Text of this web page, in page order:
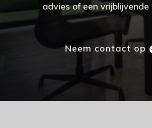
advies of een
Neem contact op